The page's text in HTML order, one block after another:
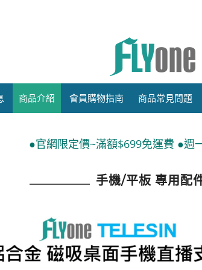
商品介紹 會員購物指南 商品常見問題
~滿額$699免運費 ●週一至週五 當天下
手機/平板 專用配